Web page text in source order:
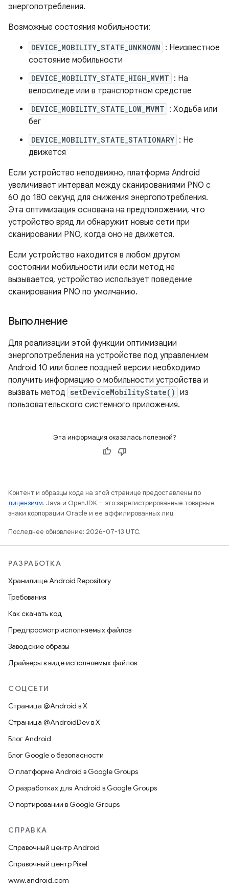
энергопотребления.
Возможные состояния мобильности:
DEVICE_MOBILITY_STATE_UNKNOWN : Неизвестное
состояние мобильности
DEVICE_MOBILITY_STATE_HIGH_MVMT : На
велосипеде или в транспортном средстве
DEVICE_MOBILITY_STATE_LOW_MVMT : Ходьба или
бег
DEVICE_MOBILITY_STATE_STATIONARY : Не
движется
Если устройство неподвижно, платформа Android
увеличивает интервал между сканированиями PNO с
60 до 180 секунд для снижения энергопотребления.
Эта оптимизация основана на предположении, что
устройство вряд ли обнаружит новые сети при
сканировании PNO, когда оно не движется.
Если устройство находится в любом другом
состоянии мобильности или если метод не
вызывается, устройство использует поведение
сканирования PNO по умолчанию.
Выполнение
Для реализации этой функции оптимизации
энергопотребления на устройстве под управлением
Android 10 или более поздней версии необходимо
получить информацию о мобильности устройства и
вызвать метод setDeviceMobilityState() из
пользовательского системного приложения.
Эта информация оказалась полезной?
Контент и образцы кода на этой странице предоставлены по
лицензиям. Java и OpenJDK – это зарегистрированные товарные
знаки корпорации Oracle и ее аффилированных лиц.
Последнее обновление: 2026-07-13 UTC.
РАЗРАБОТКА
Хранилище Android Repository
Требования
Как скачать код
Предпросмотр исполняемых файлов
Заводские образы
Драйверы в виде исполняемых файлов
СОЦСЕТИ
Страница @Android в X
Страница @AndroidDev в X
Блог Android
Блог Google о безопасности
О платформе Android в Google Groups
О разработках для Android в Google Groups
О портировании в Google Groups
СПРАВКА
Справочный центр Android
Справочный центр Pixel
www.android.com